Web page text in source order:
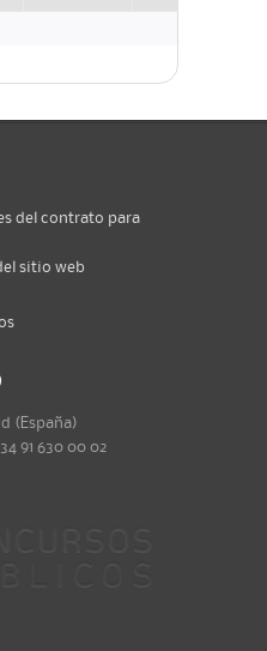
del contrato para
sitio web
(España)
91 630 00 02